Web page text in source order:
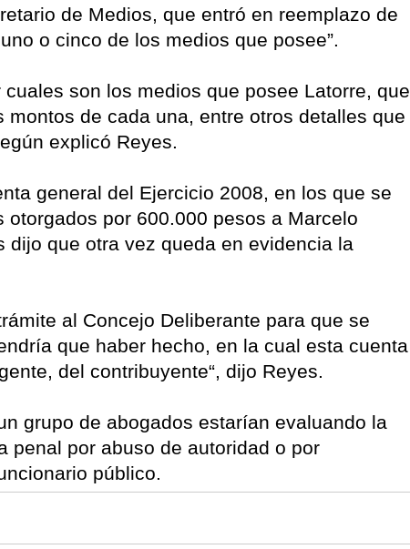
de Medios, que entró en reemplazo de
o cinco de los medios que posee”.
son los medios que posee Latorre, que
de cada una, entre otros detalles que
explicó Reyes.
general del Ejercicio 2008, en los que se
por 600.000 pesos a Marcelo
que otra vez queda en evidencia la
al Concejo Deliberante para que se
que haber hecho, en la cual esta cuenta
del contribuyente“, dijo Reyes.
grupo de abogados estarían evaluando la
penal por abuso de autoridad o por
público.